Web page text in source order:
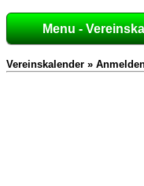
Menu -
Vereinskalender »